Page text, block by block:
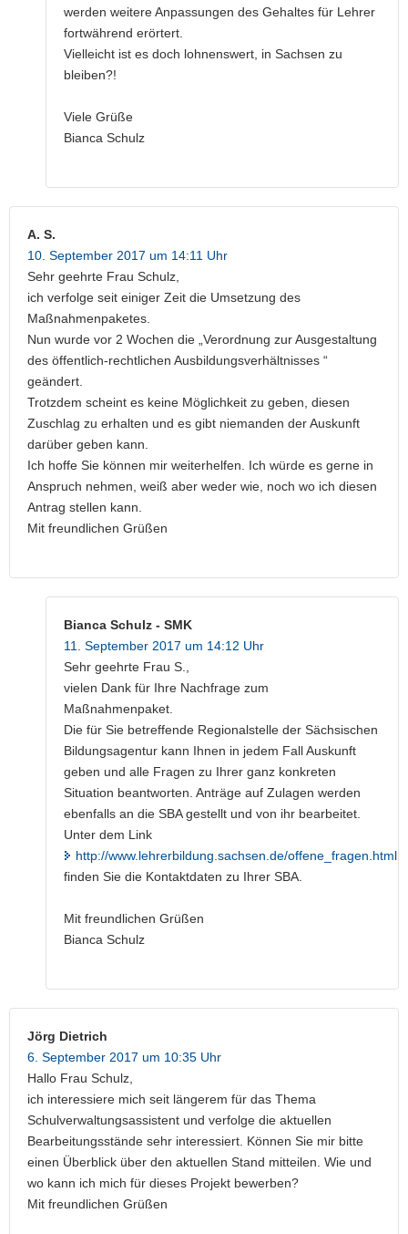
werden weitere Anpassungen des Gehaltes für Lehrer
fortwährend erörtert.
Vielleicht ist es doch lohnenswert, in Sachsen zu
bleiben?!
Viele Grüße
Bianca Schulz
A. S.
10. September 2017 um 14:11 Uhr
Sehr geehrte Frau Schulz,
ich verfolge seit einiger Zeit die Umsetzung des
Maßnahmenpaketes.
Nun wurde vor 2 Wochen die „Verordnung zur Ausgestaltung
des öffentlich-rechtlichen Ausbildungsverhältnisses “
geändert.
Trotzdem scheint es keine Möglichkeit zu geben, diesen
Zuschlag zu erhalten und es gibt niemanden der Auskunft
darüber geben kann.
Ich hoffe Sie können mir weiterhelfen. Ich würde es gerne in
Anspruch nehmen, weiß aber weder wie, noch wo ich diesen
Antrag stellen kann.
Mit freundlichen Grüßen
Bianca Schulz - SMK
11. September 2017 um 14:12 Uhr
Sehr geehrte Frau S.,
vielen Dank für Ihre Nachfrage zum
Maßnahmenpaket.
Die für Sie betreffende Regionalstelle der Sächsischen
Bildungsagentur kann Ihnen in jedem Fall Auskunft
geben und alle Fragen zu Ihrer ganz konkreten
Situation beantworten. Anträge auf Zulagen werden
ebenfalls an die SBA gestellt und von ihr bearbeitet.
Unter dem Link
http://www.lehrerbildung.sachsen.de/offene_fragen.html
finden Sie die Kontaktdaten zu Ihrer SBA.
Mit freundlichen Grüßen
Bianca Schulz
Jörg Dietrich
6. September 2017 um 10:35 Uhr
Hallo Frau Schulz,
ich interessiere mich seit längerem für das Thema
Schulverwaltungsassistent und verfolge die aktuellen
Bearbeitungsstände sehr interessiert. Können Sie mir bitte
einen Überblick über den aktuellen Stand mitteilen. Wie und
wo kann ich mich für dieses Projekt bewerben?
Mit freundlichen Grüßen